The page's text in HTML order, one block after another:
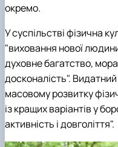
окремо.
У суспільстві фізична
"виховання нової
духовне багатство,
досконалість". Видатний
масовому розвитку
із кращих варіантів у
активність і довголіття".